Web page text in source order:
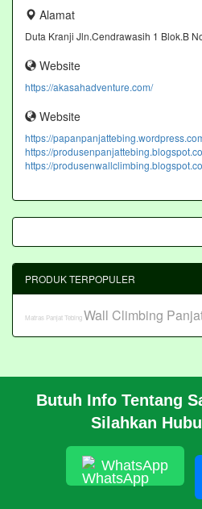
Alamat
Duta Kranji Jln.Cendrawasih 1 Blok.B
Website
https://akasahadventure.com/
Website
https://
https://
https://
Butuh Info Tentang
Silahkan
WhatsApp
PRODUK TERPOPULER
Matras Panjat TebingWall Climbing
CARA PESAN
HUBUNGI KAMI
Pembangunan Wall Climbing Di PPLP